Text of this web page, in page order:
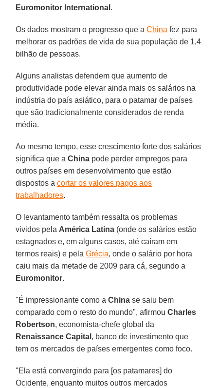
Euromonitor International .
Os dados mostram o progresso que aChina fez para
melhorar os padrões de vida de sua população de 1,4
bilhão de pessoas.
Alguns analistas defendem que aumento de
produtividade pode elevar ainda mais os salários na
indústria do país asiático, para o patamar de países
que são tradicionalmente considerados de renda
média.
Ao mesmo tempo, esse crescimento forte dos salários
significa que aChina pode perder empregos para
outros países em desenvolvimento que estão
dispostos acortar os valores pagos aos
trabalhadores.
O levantamento também ressalta os problemas
vividos pela América Latina (onde os salários estão
estagnados e, em alguns casos, até caíram em
termos reais) e pelaGrécia, onde o salário por hora
caiu mais da metade de 2009 para cá, segundo a
Euromonitor.
"É impressionante como aChina se saiu bem
comparado com o resto do mundo", afirmouCharles
Robertson, economista-chefe global da
Renaissance Capital , banco de investimento que
tem os mercados de países emergentes como foco.
"Ela está convergindo para [os patamares] do
Ocidente, enquanto muitos outros mercados